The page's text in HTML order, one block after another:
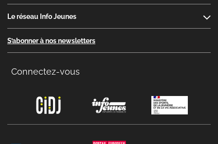
Le réseau Info Jeunes
S’abonner à nos newsletters
Connectez-vous